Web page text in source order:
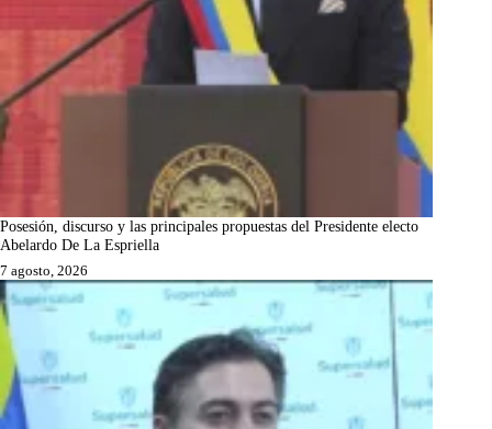
Posesión, discurso y las principales propuestas del Presidente electo
Abelardo De La Espriella
7 agosto, 2026